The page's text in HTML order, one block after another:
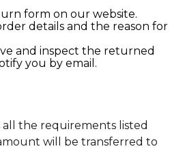
form on our website.
details and the reason for
and inspect the returned
you by email.
the requirements listed
will be transferred to